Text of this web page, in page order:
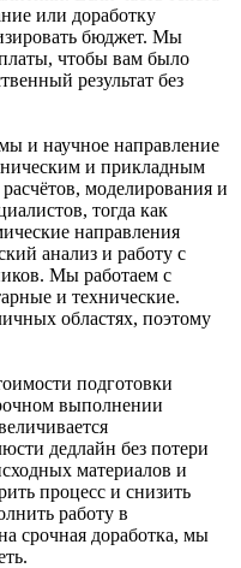
или доработку
бюджет. Мы
чтобы вам было
результат без
и научное направление
и прикладным
моделирования и
тогда как
направления
анализ и работу с
Мы работаем с
и технические.
областях, поэтому
подготовки
выполнении
дедлайн без потери
материалов и
процесс и снизить
работу в
срочная доработка, мы